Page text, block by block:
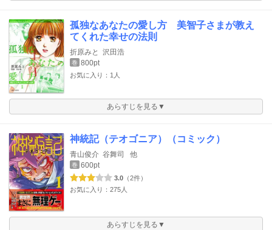
孤独なあなたの愛し方 美智子さまが教え
てくれた幸せの法則
折原みと 沢田浩
巻 800pt
お気に入り：1人
あらすじを見る▼
神統記（テオゴニア）（コミック）
青山俊介 谷舞司 他
巻 600pt
3.0 （2件）
お気に入り：275人
あらすじを見る▼